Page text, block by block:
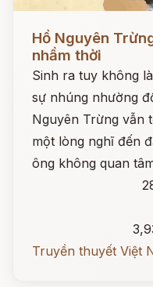
Đọc ngay
Hồ Nguyên
nhầm thời
Sinh ra tuy không
sự nhúng nhường
Nguyên Trừng vẫn
một lòng nghĩ đến
ông không quan
Truyền thuyết Việt